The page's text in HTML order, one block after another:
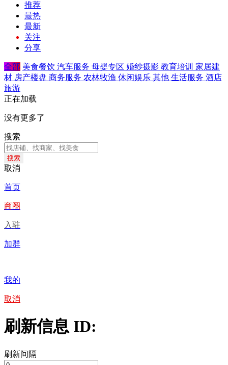
推荐
最热
最新
关注
分享
全部 美食餐饮 汽车服务 母婴专区 婚纱摄影 教育培训 家居建
材 房产楼盘 商务服务 农林牧渔 休闲娱乐 其他 生活服务 酒店
旅游
正在加载
没有更多了
搜索
搜索
取消
首页
商圈
入驻
加群
我的
取消
刷新信息 ID:
刷新间隔